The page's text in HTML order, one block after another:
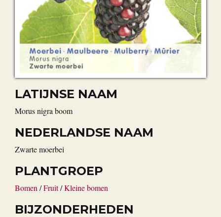
LATIJNSE NAAM
Morus nigra boom
NEDERLANDSE NAAM
zwarte moerbei
PLANTGROEP
Bomen /Fruit/Kleine bomen
BIJZONDERHEDEN